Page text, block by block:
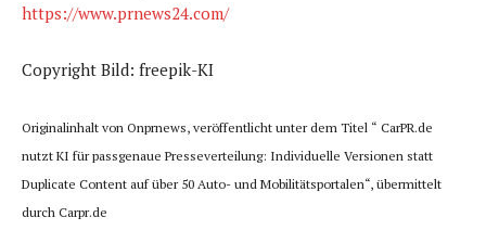
https://www.prnews24.com/
Copyright Bild: freepik-KI
Originalinhalt von Onprnews, veröffentlicht unter dem Titel “ CarPR.de
nutzt KI für passgenaue Presseverteilung: Individuelle Versionen statt
Duplicate Content auf über 50 Auto- und Mobilitätsportalen“, übermittelt
durch Carpr.de